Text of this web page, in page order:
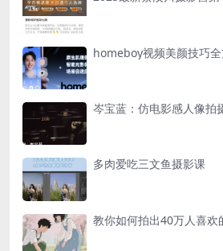
homeboy视频美颜技巧
岑宝蓝：仿电影感人像拍
多肉爱吃三文鱼摄影课
教你如何拍出40万人喜欢